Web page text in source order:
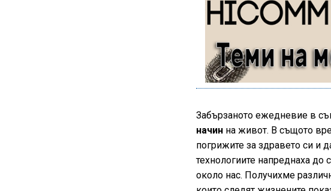
Забързаното ежедневие в
начин на живот. В същото
погрижите за здравето си и
технологиите напреднаха
около нас. Получихме